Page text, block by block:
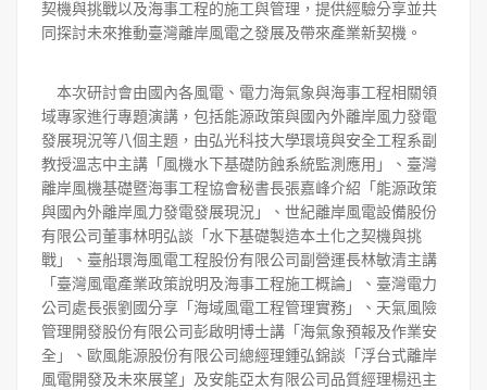
契機與挑戰以及海事工程的施工與管理，提供經驗分享並共
同探討未來推動臺灣離岸風電之發展及帶來產業新契機。
本次研討會由國內各風電、電力海氣象與海事工程相關領
域專家進行專題演講，包括能源政策與國內外離岸風力發電
發展現況等八個主題，由弘光科技大學環境與安全工程系副
教授溫志中主講「風機水下基礎防蝕系統監測應用」、臺灣
離岸風機基礎暨海事工程協會秘書長張嘉峰介紹「能源政策
與國內外離岸風力發電發展現況」、世紀離岸風電設備股份
有限公司董事林明弘談「水下基礎製造本土化之契機與挑
戰」、臺船環海風電工程股份有限公司副營運長林敏清主講
「臺灣風電產業政策說明及海事工程施工概論」、臺灣電力
公司處長張劉國分享「海域風電工程管理實務」、天氣風險
管理開發股份有限公司彭啟明博士講「海氣象預報及作業安
全」、歐風能源股份有限公司總經理鍾弘錦談「浮台式離岸
風電開發及未來展望」及安能亞太有限公司品質經理楊迅主